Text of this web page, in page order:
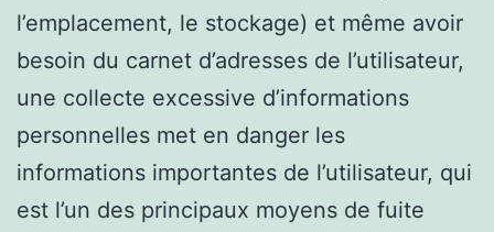
l’emplacement, le stockage) et même avoir
besoin du carnet d’adresses de l’utilisateur,
une collecte excessive d’informations
personnelles met en danger les
informations importantes de l’utilisateur, qui
est l’un des principaux moyens de fuite